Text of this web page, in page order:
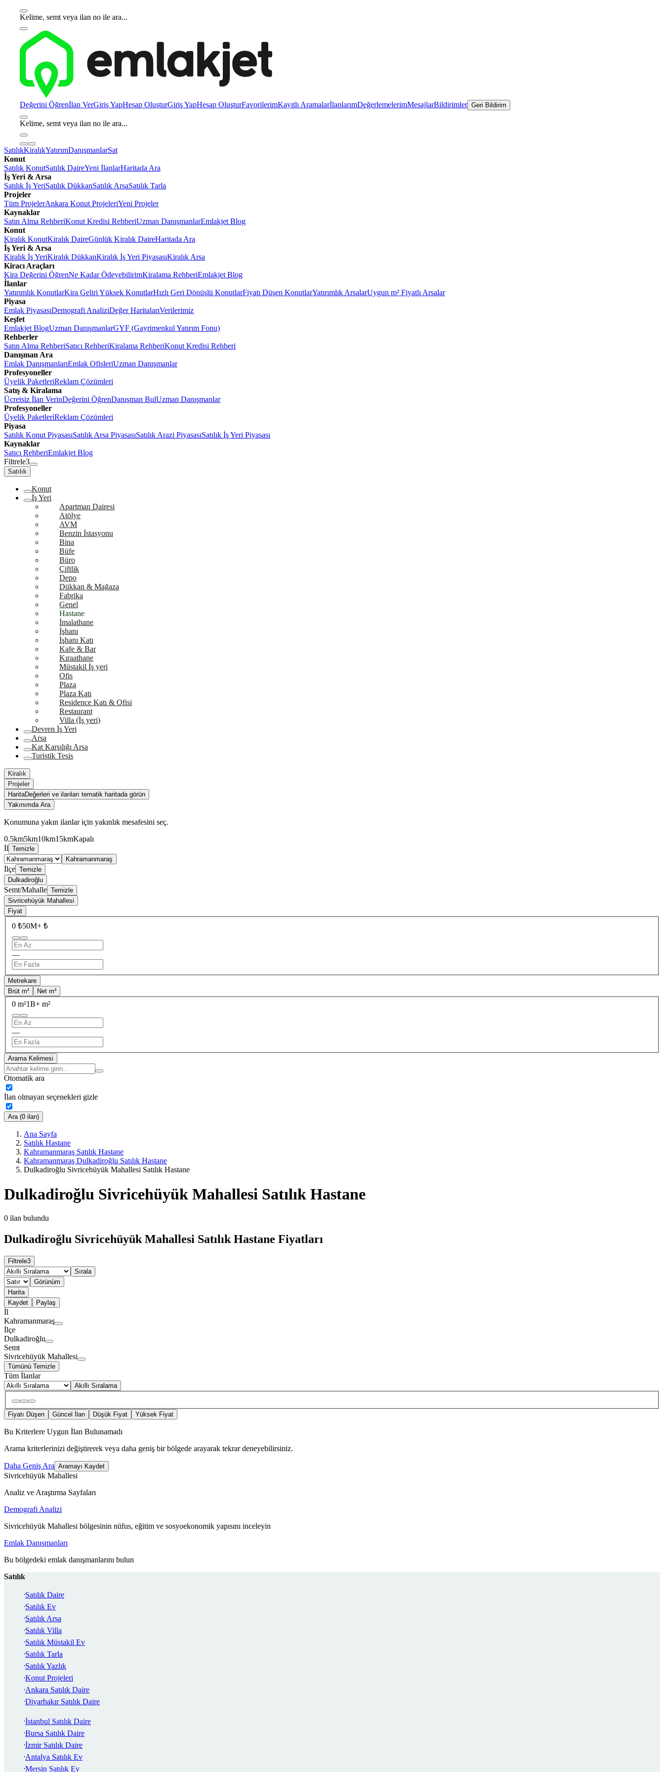
Kelime, semt veya ilan no ile ara...
Değerini Öğrenİlan VerGiriş YapHesap OluşturGiriş YapHesap OluşturFavorilerimKayıtlı AramalarİlanlarımDeğerlemelerimMesajlarBildirimler Geri Bildirim
Kelime, semt veya ilan no ile ara...
SatılıkKiralıkYatırımDanışmanlarSat
Konut
Satılık KonutSatılık DaireYeni İlanlarHaritada Ara
İş Yeri & Arsa
Satılık İş YeriSatılık DükkanSatılık ArsaSatılık Tarla
Projeler
Tüm ProjelerAnkara Konut ProjeleriYeni Projeler
Kaynaklar
Satın Alma RehberiKonut Kredisi RehberiUzman DanışmanlarEmlakjet Blog
Konut
Kiralık KonutKiralık DaireGünlük Kiralık DaireHaritada Ara
İş Yeri & Arsa
Kiralık İş YeriKiralık DükkanKiralık İş Yeri PiyasasıKiralık Arsa
Kiracı Araçları
Kira Değerini ÖğrenNe Kadar ÖdeyebilirimKiralama RehberiEmlakjet Blog
İlanlar
Yatırımlık KonutlarKira Geliri Yüksek KonutlarHızlı Geri Dönüşlü KonutlarFiyatı Düşen KonutlarYatırımlık ArsalarUygun m² Fiyatlı Arsalar
Piyasa
Emlak PiyasasıDemografi AnaliziDeğer HaritalarıVerilerimiz
Keşfet
Emlakjet BlogUzman DanışmanlarGYF (Gayrimenkul Yatırım Fonu)
Rehberler
Satın Alma RehberiSatıcı RehberiKiralama RehberiKonut Kredisi Rehberi
Danışman Ara
Emlak DanışmanlarıEmlak OfisleriUzman Danışmanlar
Profesyoneller
Üyelik PaketleriReklam Çözümleri
Satış & Kiralama
Ücretsiz İlan VerinDeğerini ÖğrenDanışman BulUzman Danışmanlar
Profesyoneller
Üyelik PaketleriReklam Çözümleri
Piyasa
Satılık Konut PiyasasıSatılık Arsa PiyasasıSatılık Arazi PiyasasıSatılık İş Yeri Piyasası
Kaynaklar
Satıcı RehberiEmlakjet Blog
Filtrele3
Satılık
Konut
İş Yeri
Apartman Dairesi
Atölye
AVM
Benzin İstasyonu
Bina
Büfe
Büro
Çiftlik
Depo
Dükkan & Mağaza
Fabrika
Genel
Hastane
İmalathane
İşhanı
İşhanı Katı
Kafe & Bar
Kıraathane
Müstakil İş yeri
Ofis
Plaza
Plaza Katı
Residence Katı & Ofisi
Restaurant
Villa (İş yeri)
Devren İş Yeri
Arsa
Kat Karşılığı Arsa
Turistik Tesis
Kiralık
Projeler
HaritaDeğerleri ve ilanları tematik haritada görün
Yakınımda Ara
Konumuna yakın ilanlar için yakınlık mesafesini seç.
0.5km5km10km15kmKapalı
İl Temizle
Kahramanmaraş
İlçe Temizle
Dulkadiroğlu
Semt/Mahalle Temizle
Sivricehüyük Mahallesi
Fiyat
0 ₺50M+ ₺
—
Metrekare
Brüt m²
Net m²
0 m²1B+ m²
—
Arama Kelimesi
Otomatik ara
İlan olmayan seçenekleri gizle
Ara (0 ilan)
Ana Sayfa
Satılık Hastane
Kahramanmaraş Satılık Hastane
Kahramanmaraş Dulkadiroğlu Satılık Hastane
Dulkadiroğlu Sivricehüyük Mahallesi Satılık Hastane
Dulkadiroğlu Sivricehüyük Mahallesi Satılık Hastane
0 ilan bulundu
Dulkadiroğlu Sivricehüyük Mahallesi Satılık Hastane Fiyatları
Filtrele3
Sırala
Görünüm
Harita
Kaydet
Paylaş
İl
Kahramanmaraş
İlçe
Dulkadiroğlu
Semt
Sivricehüyük Mahallesi
Tümünü Temizle
Tüm İlanlar
Akıllı Sıralama
Fiyatı Düşen Güncel İlan Düşük Fiyat Yüksek Fiyat
Bu Kriterlere Uygun İlan Bulunamadı
Arama kriterlerinizi değiştirerek veya daha geniş bir bölgede arayarak tekrar deneyebilirsiniz.
Daha Geniş Ara Aramayı Kaydet
Sivricehüyük Mahallesi
Analiz ve Araştırma Sayfaları
Demografi Analizi
Sivricehüyük Mahallesi bölgesinin nüfus, eğitim ve sosyoekonomik yapısını inceleyin
Emlak Danışmanları
Bu bölgedeki emlak danışmanlarını bulun
Satılık
Satılık Daire
Satılık Ev
Satılık Arsa
Satılık Villa
Satılık Müstakil Ev
Satılık Tarla
Satılık Yazlık
Konut Projeleri
Ankara Satılık Daire
Diyarbakır Satılık Daire
İstanbul Satılık Daire
Bursa Satılık Daire
İzmir Satılık Daire
Antalya Satılık Ev
Mersin Satılık Ev